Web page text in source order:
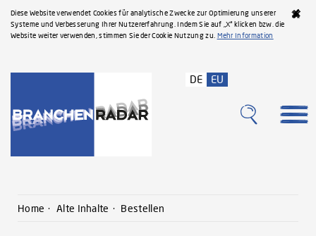
Diese Website verwendet Cookies für analytische Zwecke zur Optimierung unserer
Systeme und Verbesserung Ihrer Nutzererfahrung. Indem Sie auf „X“ klicken bzw. die
Website weiter verwenden, stimmen Sie der Cookie Nutzung zu. Mehr Information
DE EU
Home Alte Inhalte Bestellen